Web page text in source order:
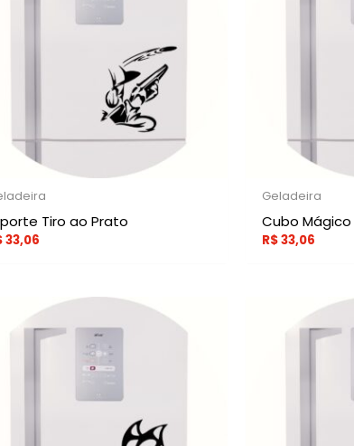
Tiro ao Prato
33,06
Geladeira
Cubo Mágico
R$33,06